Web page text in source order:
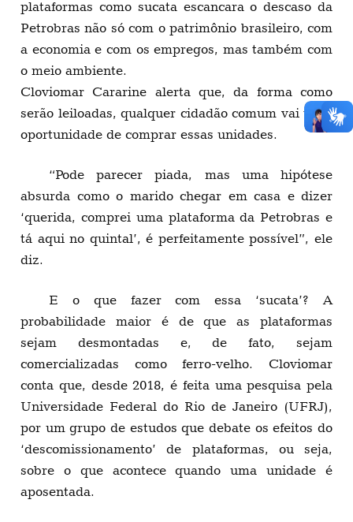
plataformas como sucata escancara o descaso da
Petrobras não só com o patrimônio brasileiro, com
a economia e com os empregos, mas também com
o meio ambiente.
Cloviomar Cararine alerta que, da forma como
serão leiloadas, qualquer cidadão comum vai ter a
oportunidade de comprar essas unidades.
“Pode parecer piada, mas uma hipótese
absurda como o marido chegar em casa e dizer
‘querida, comprei uma plataforma da Petrobras e
tá aqui no quintal’, é perfeitamente possível”, ele
diz.
E o que fazer com essa ‘sucata’? A
probabilidade maior é de que as plataformas
sejam desmontadas e, de fato, sejam
comercializadas como ferro-velho. Cloviomar
conta que, desde 2018, é feita uma pesquisa pela
Universidade Federal do Rio de Janeiro (UFRJ),
por um grupo de estudos que debate os efeitos do
‘descomissionamento’ de plataformas, ou seja,
sobre o que acontece quando uma unidade é
aposentada.